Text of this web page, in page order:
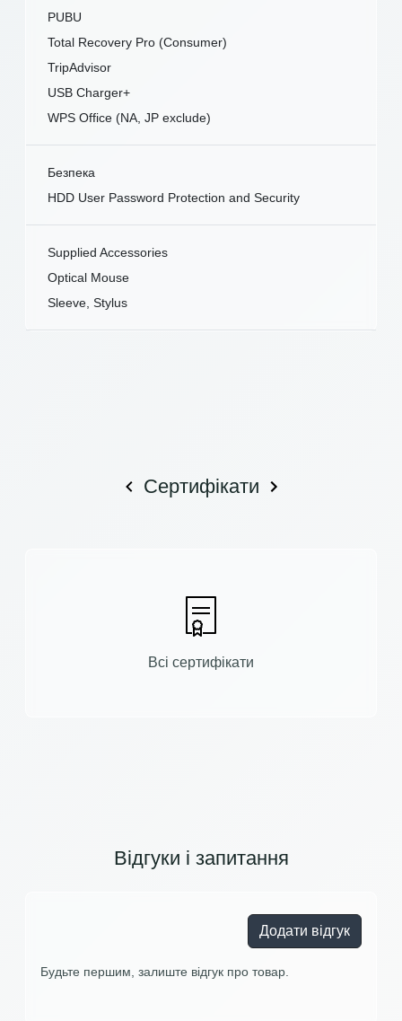
PUBU
Total Recovery Pro (Consumer)
TripAdvisor
USB Charger+
WPS Office (NA, JP exclude)
Безпека
HDD User Password Protection and Security
Supplied Accessories
Optical Mouse
Sleeve, Stylus
Сертифікати
Всі сертифікати
Відгуки і запитання
Додати відгук
Будьте першим, залиште відгук про товар.